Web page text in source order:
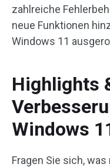
zahlreiche
neue Funktionen
Windows 11
Highlights
Windows
Fragen Sie sich,